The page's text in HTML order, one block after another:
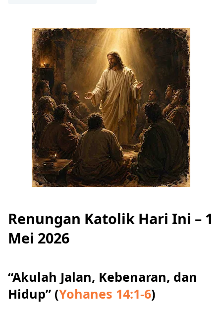
Renungan Katolik Hari Ini – 1
Mei 2026
“Akulah Jalan, Kebenaran, dan
Hidup” (Yohanes 14:1-6)